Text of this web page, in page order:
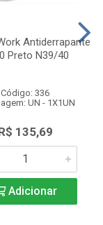
Antiderrapante
Preto N39/40
Código: 336
UN - 1X1UN
135,69
Adicionar